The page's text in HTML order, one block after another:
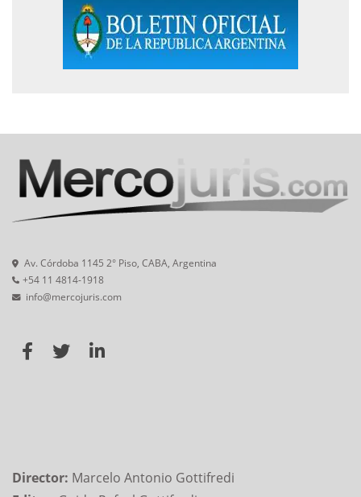
Av. Córdoba 1145 2° Piso, CABA, Argentina
+54 11 4814-1918
info@mercojuris.com
Director: Marcelo Antonio Gottifredi